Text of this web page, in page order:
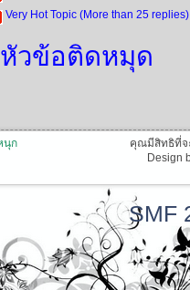
Very Hot Topic (More than 25 replies)
หัวข้อติดหมุด
คุณมีสิทธิที่จ
Design
SMF